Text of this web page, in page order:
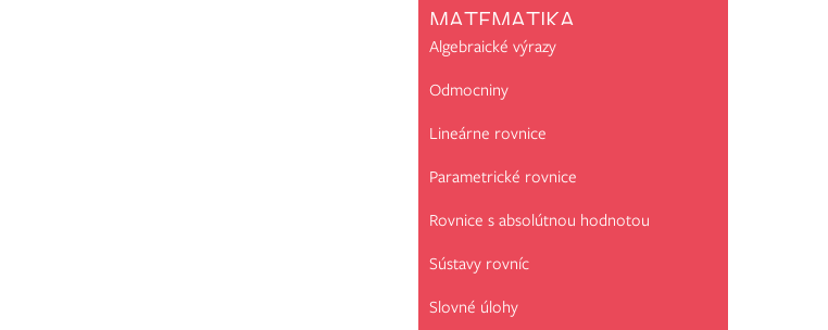
MATEMATIKA
Algebraické výrazy
Odmocniny
Lineárne rovnice
Parametrické rovnice
Rovnice s absolútnou hodnotou
Sústavy rovníc
Slovné úlohy